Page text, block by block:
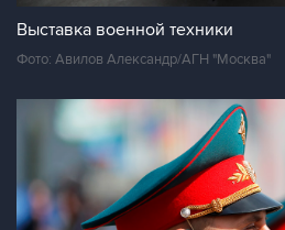
Выставка военной техники
Фото: Авилов Александр/АГН "Москва"